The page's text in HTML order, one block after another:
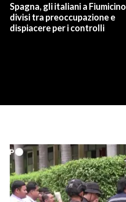
Spagna, gli italiani a Fiumicino
divisi tra preoccupazione e
dispiacere per i controlli